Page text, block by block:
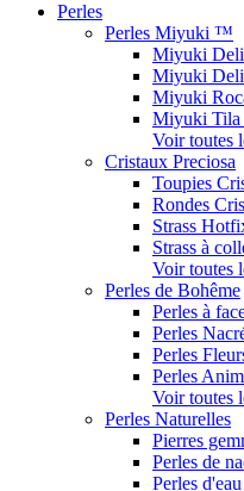
Perles
Perles Miyuki ™
Miyuki
Miyuki
Miyuki
Miyuki Tila
Voir toutes
Cristaux Preciosa
Toupies
Rondes
Strass
Strass à
Voir toutes
Perles de Bohême
Perles à
Perles
Perles
Perles
Voir toutes
Perles Naturelles
Pierres
Perles de
Perles